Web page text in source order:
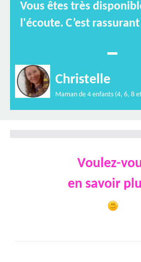
Vous êtes très
l'écoute. C’est
Christelle
Maman de 4 enfants (4, 6, 8
Voulez-
en savoir